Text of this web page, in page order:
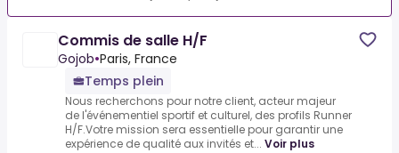
Commis de salle H/F
Gojob•Paris, France
Temps plein
Nous recherchons pour notre client, acteur majeur
de l'événementiel sportif et culturel, des profils Runner
H/F.Votre mission sera essentielle pour garantir une
expérience de qualité aux invités et... Voir plus